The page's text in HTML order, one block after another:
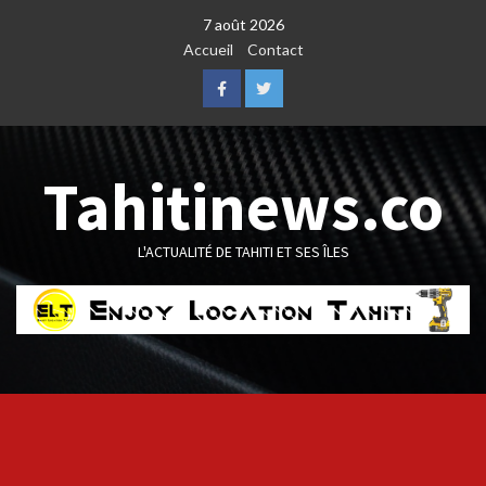
7 août 2026
Accueil
Contact
FacebookTwitter
Tahitinews.co
L'ACTUALITÉ DE TAHITI ET SES ÎLES